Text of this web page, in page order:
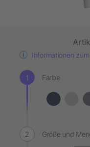
Informationen
Farbe
Größe und